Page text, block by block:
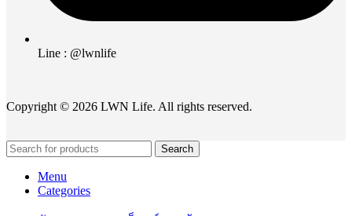
Line : @lwnlife
Copyright © 2026 LWN Life. All rights reserved.
Search
Menu
Categories